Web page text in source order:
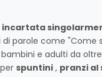
incartata
parole come "Come
e adulti da
spuntini, pranzi al